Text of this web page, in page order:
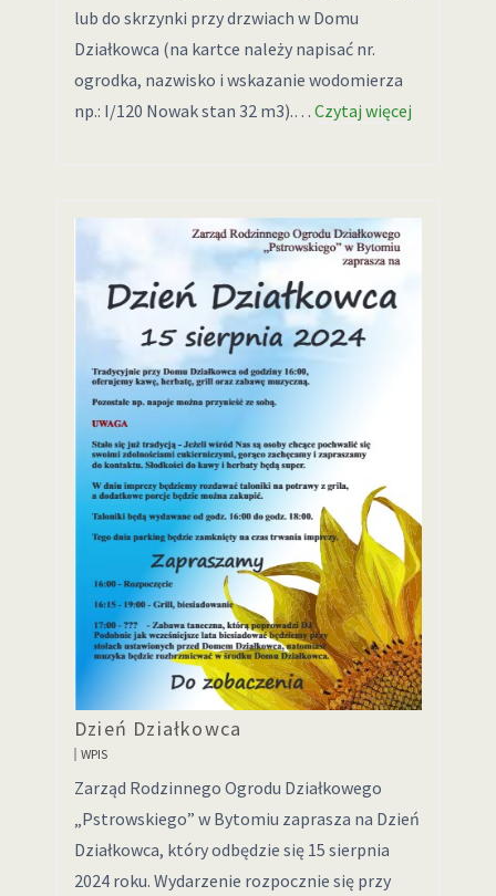
lub do skrzynki przy drzwiach w Domu
Działkowca (na kartce należy napisać nr.
ogrodka, nazwisko i wskazanie wodomierza
np.: I/120 Nowak stan 32 m3).… Czytaj więcej
Dzień Działkowca
WPIS
Zarząd Rodzinnego Ogrodu Działkowego
„Pstrowskiego” w Bytomiu zaprasza na Dzień
Działkowca, który odbędzie się 15 sierpnia
2024 roku. Wydarzenie rozpocznie się przy